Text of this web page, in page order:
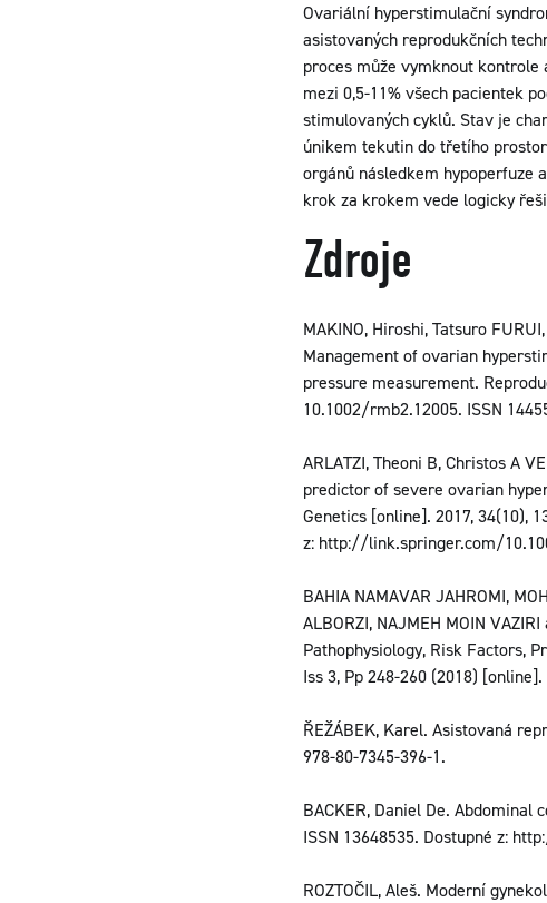
Ovariální hyperstimulační
asistovaných reprodukčních
proces může vymknout kontrole
mezi 0,5-11% všech pacientek
stimulovaných cyklů. Stav je
únikem tekutin do třetího
orgánů následkem hypoperfuze
krok za krokem vede logicky
Zdroje
MAKINO, Hiroshi, Tatsuro
Management of ovarian
pressure measurement.
10.1002/rmb2.12005. ISSN
ARLATZI, Theoni B, Christos A
predictor of severe ovarian
Genetics [online]. 2017, 34(10),
z: http://link.springer.com/
BAHIA NAMAVAR JAHROMI,
ALBORZI, NAJMEH MOIN
Pathophysiology, Risk Factors,
Iss 3, Pp 248-260 (2018)
ŘEŽÁBEK, Karel. Asistovaná
978-80-7345-396-1.
BACKER, Daniel De.
ISSN 13648535. Dostupné z:
ROZTOČIL, Aleš. Moderní